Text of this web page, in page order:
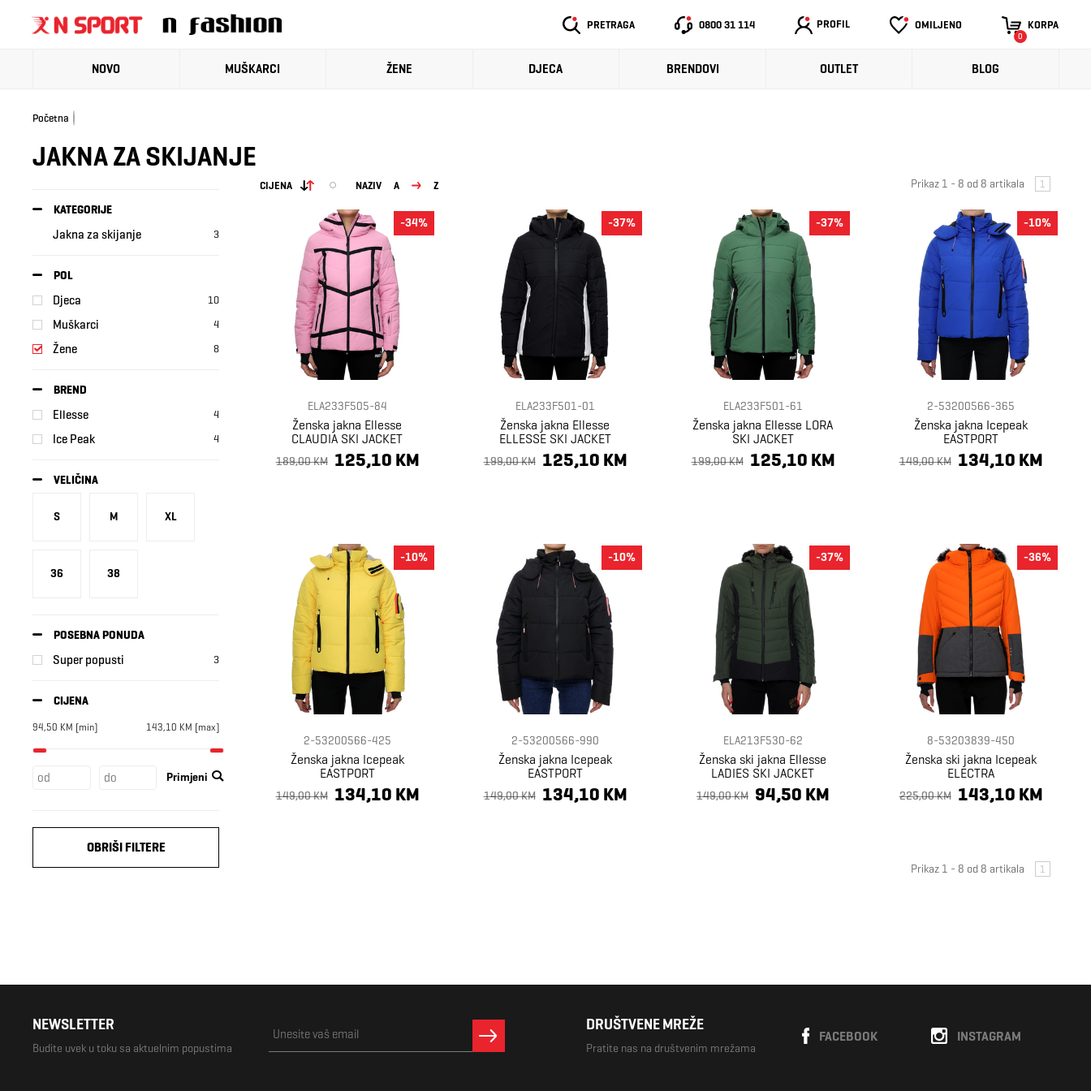
PRETRAGA 0800 31 114 PROFIL OMILJENO KORPA
0
NOVO MUŠKARCI ŽENE DJECA BRENDOVI OUTLET BLOG
Početna
JAKNA ZA SKIJANJE
KATEGORIJE
Jakna za skijanje 3
POL
Djeca 10
Muškarci 4
Žene 8
BREND
Ellesse 4
Ice Peak 4
VELIČINA
S M XL
36 38
POSEBNA PONUDA
Super popusti 3
CIJENA
94,50 KM [min] 143,10 KM [max]
Primjeni
OBRIŠI FILTERE
CIJENA NAZIV A Z Prikaz 1 - 8 od 8 artikala 1
ELA233F505-84
Ženska jakna Ellesse
CLAUDIA SKI JACKET
189,00 KM 125,10 KM
-34%
ELA233F501-01
Ženska jakna Ellesse
ELLESSE SKI JACKET
199,00 KM 125,10 KM
-37%
ELA233F501-61
Ženska jakna Ellesse LORA
SKI JACKET
199,00 KM 125,10 KM
-37%
2-53200566-365
Ženska jakna Icepeak
EASTPORT
149,00 KM 134,10 KM
-10%
2-53200566-425
Ženska jakna Icepeak
EASTPORT
149,00 KM 134,10 KM
-10%
2-53200566-990
Ženska jakna Icepeak
EASTPORT
149,00 KM 134,10 KM
-10%
ELA213F530-62
Ženska ski jakna Ellesse
LADIES SKI JACKET
149,00 KM 94,50 KM
-37%
8-53203839-450
Ženska ski jakna Icepeak
ELECTRA
225,00 KM 143,10 KM
-36%
Prikaz 1 - 8 od 8 artikala 1
NEWSLETTER
Budite uvek u toku sa aktuelnim popustima
DRUŠTVENE MREŽE
Pratite nas na društvenim mrežama
INSTAGRAM
FACEBOOK